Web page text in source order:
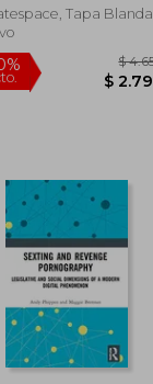
Tapa Blanda,
40%
dcto.